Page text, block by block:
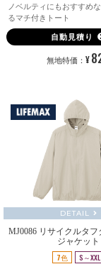
ノベルティにもおすすめ
るマチ付きトート
自動見積り
無地特価：¥
DETAIL
MJ0086 リサイクルタフ
ジャケット
7色 S～XXL